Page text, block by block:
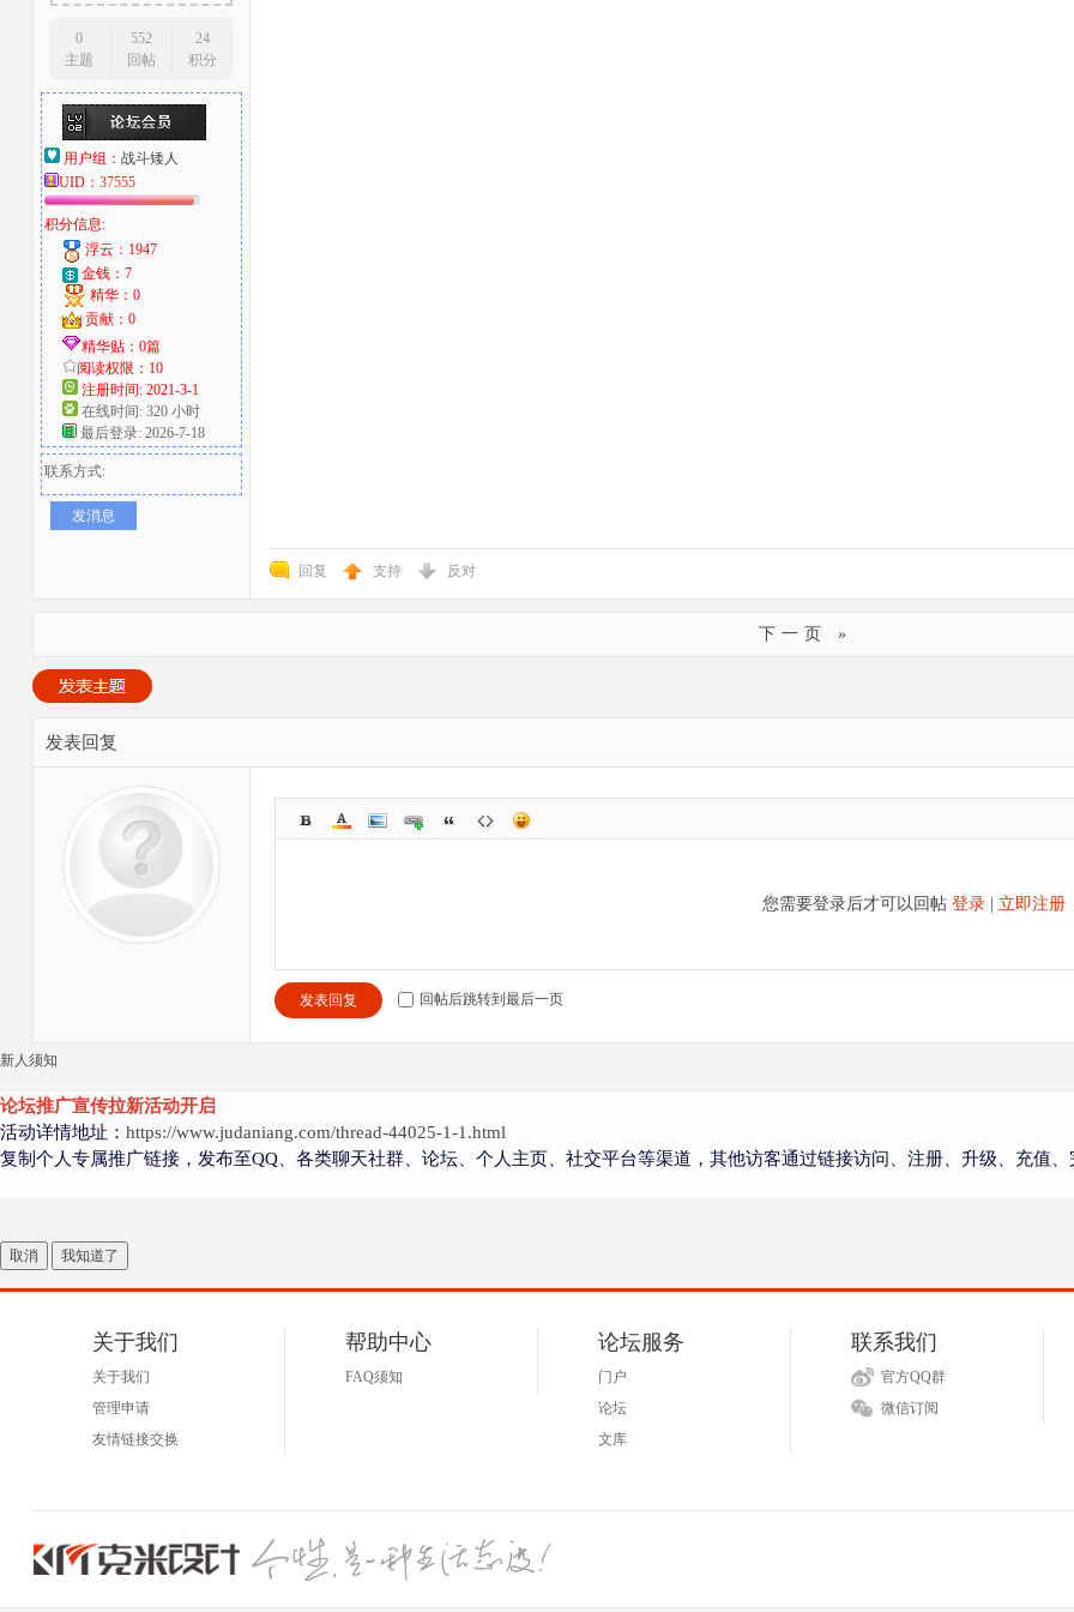
0
主题
552
回帖
24
积分
用户组： 战斗矮人
UID： 37555
积分信息:
浮云：1947
金钱：7
精华：0
贡献：0
精华贴：0篇
阅读权限：10
注册时间: 2021-3-1
在线时间: 320 小时
最后登录: 2026-7-18
联系方式:
发消息
回复 支持 反对
下一页 »
发表回复
您需要登录后才可以回帖 登录| 立即注册
发表回复 回帖后跳转到最后一页
新人须知
论坛推广宣传拉新活动开启
活动详情地址： https://www.judaniang.com/thread-44025-1-1.html
复制个人专属推广链接，发布至QQ、各类聊天社群、论坛、个人主页、社交平台等渠道，其他访客通过链接访问、注册、升级、充值
取消 我知道了
关于我们
关于我们
管理申请
友情链接交换
帮助中心
FAQ须知
论坛服务
门户
论坛
文库
联系我们
官方QQ群
微信订阅